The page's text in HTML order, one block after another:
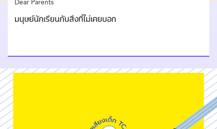
Dear Parents
มนุษย์นักเรียนกับสิ่งที่ไม่เคยบอก